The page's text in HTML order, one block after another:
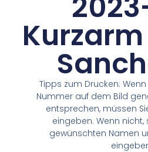
Tipps zum Drucken:
Nummer auf dem Bild
entsprechen, müssen
eingeben. Wenn nicht,
gewünschten Namen